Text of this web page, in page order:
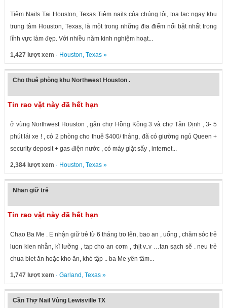
Tiệm Nails Tại Houston, Texas Tiệm nails của chúng tôi, tọa lạc ngay khu
trung tâm Houston, Texas, là một trong những địa điểm nổi bật nhất trong
lĩnh vực làm đẹp. Với nhiều năm kinh nghiệm hoạt...
1,427 lượt xem · Houston, Texas»
Cho thuê phòng khu Northwest Houston .
Tin rao vặt này đã hết hạn
ở vùng Northwest Houston , gần chợ Hồng Kông 3 và chợ Tân Định , 3- 5
phút lái xe ! , có 2 phòng cho thuê $400/ tháng, đã có giường ngủ Queen +
security deposit + gas điện nước , có máy giặt sấy , internet...
2,384 lượt xem · Houston, Texas»
Nhan giữ trẻ
Tin rao vặt này đã hết hạn
Chao Ba Me . E nhận giữ trẻ từ 6 tháng tro lên, bao an , uống , chăm sóc trẻ
luon kien nhẫn, kĩ lưỡng , tap cho an cơm , thịt v..v …tan sạch sẽ . neu trẻ
chua biet ăn hoặc kho ăn, khó tập .. ba Me yên tâm...
1,747 lượt xem · Garland , Texas»
Cần Thợ Nail Vùng Lewisville TX